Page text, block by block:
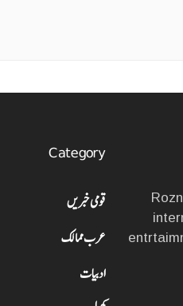
Category
قومی خبریں
عرب ممالک
ادبیات